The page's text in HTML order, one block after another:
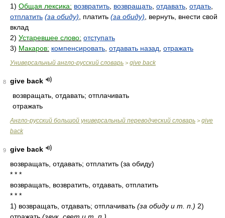
1) Общая лексика: возвратить возвращать отдавать отдать
отплатить (за обиду) , платить (за обиду) , вернуть, внести свой
вклад
2) Устаревшее слово: отступать
3) Макаров: компенсировать отдавать назад отражать
Универсальный англо-русский словарь > give back
8
give back
возвращать, отдавать; отплачивать
отражать
Англо-русский большой универсальный переводческий словарь > give
back
9
give back
возвращать, отдавать; отплатить (за обиду)
* * *
возвращать, возвратить, отдавать, отплатить
* * *
1) возвращать, отдавать; отплачивать (за обиду и т. п.) 2)